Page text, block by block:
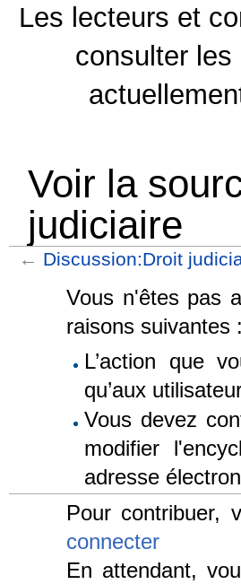
Les lecteurs et
consulter les
Voir la
judiciaire
← Discussion:Droit
Vous n'êtes pas
raisons suivantes
L’action que
qu’aux
Vous devez
modifier
adresse
Pour contribuer,
connecter
En attendant,